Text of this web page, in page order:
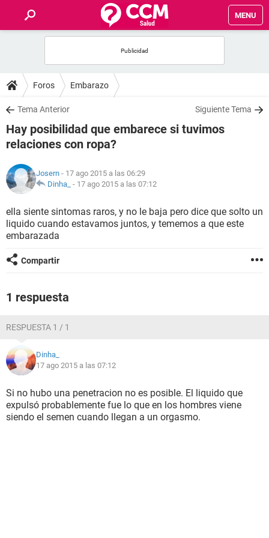
MENU
FOROS
SALUD
FAMILIA
NUTRICIÓN
SEXUALIDAD
GLOSARIO
Foros Embarazo
Tema Anterior Siguiente Tema
Hay posibilidad que embarece si tuvimos
relaciones con ropa?
Josern - 17 ago 2015 a las 06:29
Dinha_ - 17 ago 2015 a las 07:12
ella siente sintomas raros, y no le baja pero dice que solto un
liquido cuando estavamos juntos, y tememos a que este
embarazada
Compartir
1 respuesta
RESPUESTA 1 / 1
Dinha_
17 ago 2015 a las 07:12
Si no hubo una penetracion no es posible. El liquido que
expulsó probablemente fue lo que en los hombres viene
siendo el semen cuando llegan a un orgasmo.